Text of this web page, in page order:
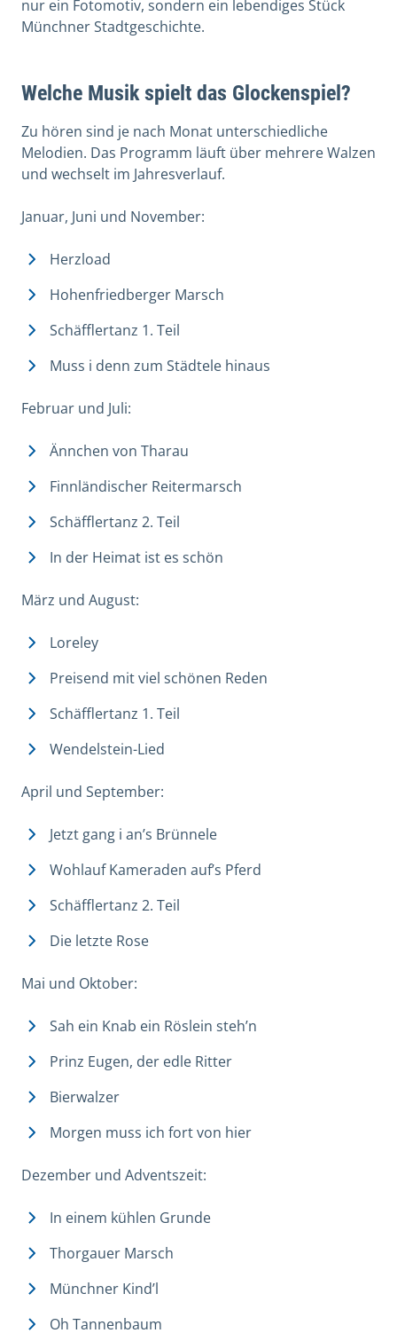
nur ein Fotomotiv, sondern ein lebendiges Stück
Münchner Stadtgeschichte.
Welche Musik spielt das Glockenspiel?
Zu hören sind je nach Monat unterschiedliche
Melodien. Das Programm läuft über mehrere Walzen
und wechselt im Jahresverlauf.
Januar, Juni und November:
Herzload
Hohenfriedberger Marsch
Schäfflertanz 1. Teil
Muss i denn zum Städtele hinaus
Februar und Juli:
Ännchen von Tharau
Finnländischer Reitermarsch
Schäfflertanz 2. Teil
In der Heimat ist es schön
März und August:
Loreley
Preisend mit viel schönen Reden
Schäfflertanz 1. Teil
Wendelstein-Lied
April und September:
Jetzt gang i an’s Brünnele
Wohlauf Kameraden auf’s Pferd
Schäfflertanz 2. Teil
Die letzte Rose
Mai und Oktober:
Sah ein Knab ein Röslein steh’n
Prinz Eugen, der edle Ritter
Bierwalzer
Morgen muss ich fort von hier
Dezember und Adventszeit:
In einem kühlen Grunde
Thorgauer Marsch
Münchner Kind’l
Oh Tannenbaum